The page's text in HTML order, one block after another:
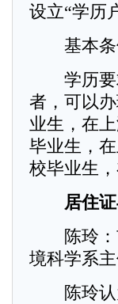
设立“学历
基本条
学历要
者，可以
业生，在
毕业生，
校毕业生，
居住证
陈玲：
境科学系
陈玲认